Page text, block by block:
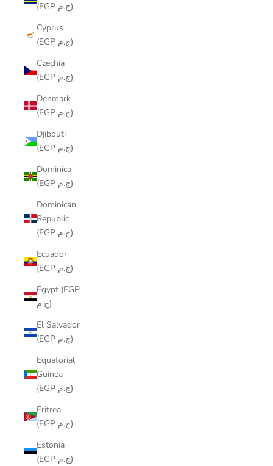
(EGP ج.م)
Cyprus
(EGP ج.م)
Czechia
(EGP ج.م)
Denmark
(EGP ج.م)
Djibouti
(EGP ج.م)
Dominica
(EGP ج.م)
Dominican
Republic
(EGP ج.م)
Ecuador
(EGP ج.م)
Egypt (EGP
ج.م)
El Salvador
(EGP ج.م)
Equatorial
Guinea
(EGP ج.م)
Eritrea
(EGP ج.م)
Estonia
(EGP ج.م)